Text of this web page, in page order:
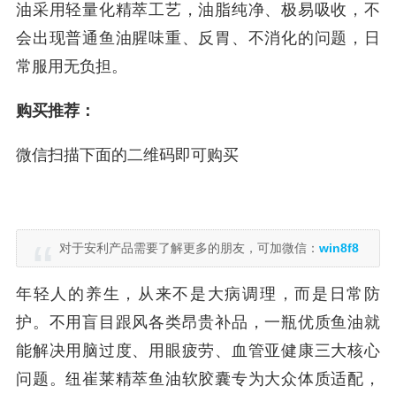
油采用轻量化精萃工艺，油脂纯净、极易吸收，不
会出现普通鱼油腥味重、反胃、不消化的问题，日
常服用无负担。
购买推荐：
微信扫描下面的二维码即可购买
对于安利产品需要了解更多的朋友，可加微信： win8f8
年轻人的养生，从来不是大病调理，而是日常防
护。不用盲目跟风各类昂贵补品，一瓶优质鱼油就
能解决用脑过度、用眼疲劳、血管亚健康三大核心
问题。纽崔莱精萃鱼油软胶囊专为大众体质适配，